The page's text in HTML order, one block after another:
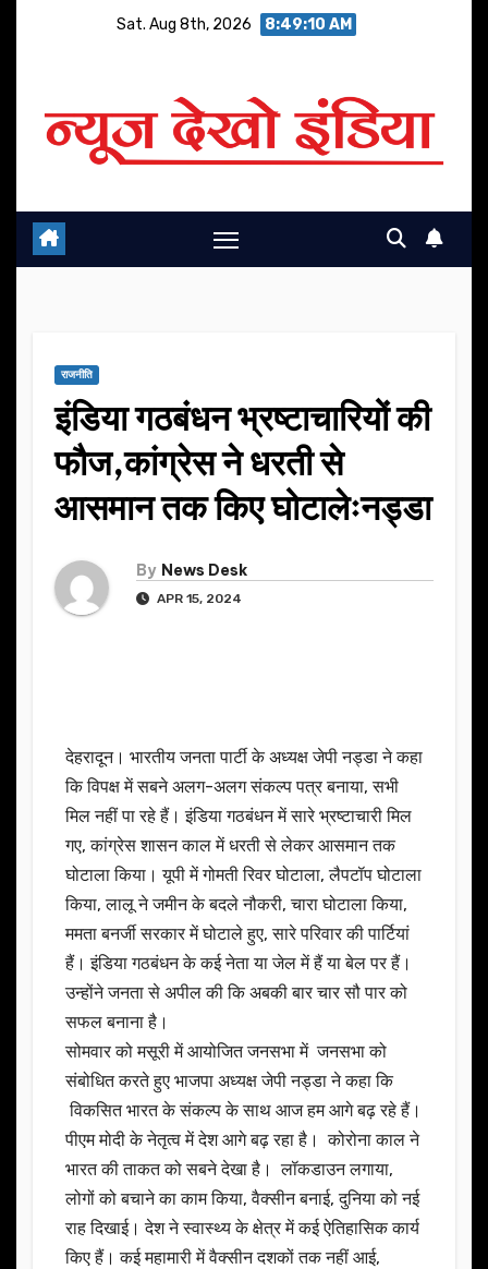
Sat. Aug 8th, 2026 8:49:11 AM
राजनीति
इंडिया गठबंधन भ्रष्टाचारियों की
फौज,कांग्रेस ने धरती से
आसमान तक किए घोटालेःनड्डा
By News Desk
APR 15, 2024
देहरादून। भारतीय जनता पार्टी के अध्यक्ष जेपी नड्डा ने कहा
कि विपक्ष में सबने अलग-अलग संकल्प पत्र बनाया, सभी
मिल नहीं पा रहे हैं। इंडिया गठबंधन में सारे भ्रष्टाचारी मिल
गए, कांग्रेस शासन काल में धरती से लेकर आसमान तक
घोटाला किया। यूपी में गोमती रिवर घोटाला, लैपटॉप घोटाला
किया, लालू ने जमीन के बदले नौकरी, चारा घोटाला किया,
ममता बनर्जी सरकार में घोटाले हुए, सारे परिवार की पार्टियां
हैं। इंडिया गठबंधन के कई नेता या जेल में हैं या बेल पर हैं।
उन्होंने जनता से अपील की कि अबकी बार चार सौ पार को
सफल बनाना है।
सोमवार को मसूरी में आयोजित जनसभा में जनसभा को
संबोधित करते हुए भाजपा अध्यक्ष जेपी नड्डा ने कहा कि
विकसित भारत के संकल्प के साथ आज हम आगे बढ़ रहे हैं।
पीएम मोदी के नेतृत्व में देश आगे बढ़ रहा है। कोरोना काल ने
भारत की ताकत को सबने देखा है। लॉकडाउन लगाया,
लोगों को बचाने का काम किया, वैक्सीन बनाई, दुनिया को नई
राह दिखाई। देश ने स्वास्थ्य के क्षेत्र में कई ऐतिहासिक कार्य
किए हैं। कई महामारी में वैक्सीन दशकों तक नहीं आई,